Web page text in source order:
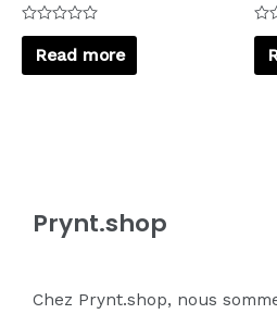
Rated
out
of
Read more
out
of
Prynt.shop
Chez Prynt.shop, nous